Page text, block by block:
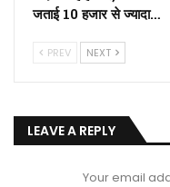
जताई 10 हजार से ज्यादा…
PREV NEXT
LEAVE A REPLY
Your email